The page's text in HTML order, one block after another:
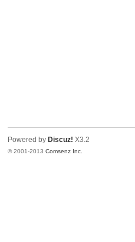
Powered by Discuz! X3.2
© 2001-2013Comsenz Inc.